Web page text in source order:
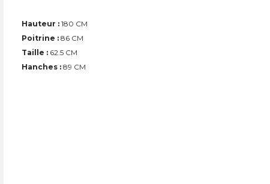
Hauteur : 180 CM
Poitrine : 86 CM
Taille : 62.5 CM
Hanches : 89 CM